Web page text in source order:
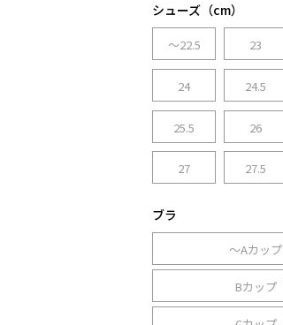
シューズ（cm）
～22.5 23
24 24.5
25.5 26
27 27.5
ブラ
～Aカップ
Bカップ